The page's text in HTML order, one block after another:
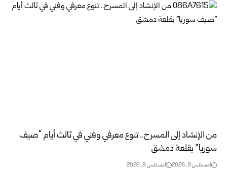
من الإنشاد إلى المسرح.. تنوع معرفي وفني في ثالث أيام “صيف
سوريا” ‏بقلعة دمشق
أغسطس 9, 2026 أغسطس 9, 2026